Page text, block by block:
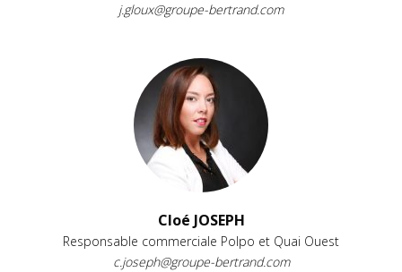
j.gloux@groupe-bertrand.com
Cloé JOSEPH
Responsable commerciale Polpo et Quai Ouest
c.joseph@groupe-bertrand.com